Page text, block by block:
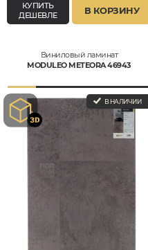
КУПИТЬ
ДЕШЕВЛЕ
В КОРЗИНУ
Виниловый ламинат
MODULEO METEORA 46943
В НАЛИЧИИ